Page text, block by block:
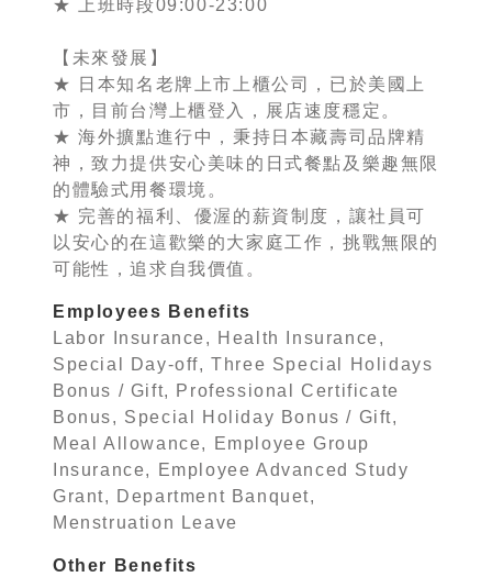
★ 上班時段09:00-23:00
【未來發展】
★ 日本知名老牌上市上櫃公司，已於美國上
市，目前台灣上櫃登入，展店速度穩定。
★ 海外擴點進行中，秉持日本藏壽司品牌精
神，致力提供安心美味的日式餐點及樂趣無限
的體驗式用餐環境。
★ 完善的福利、優渥的薪資制度，讓社員可
以安心的在這歡樂的大家庭工作，挑戰無限的
可能性，追求自我價值。
Employees Benefits
Labor Insurance, Health Insurance,
Special Day-off, Three Special Holidays
Bonus / Gift, Professional Certificate
Bonus, Special Holiday Bonus / Gift,
Meal Allowance, Employee Group
Insurance, Employee Advanced Study
Grant, Department Banquet,
Menstruation Leave
Other Benefits